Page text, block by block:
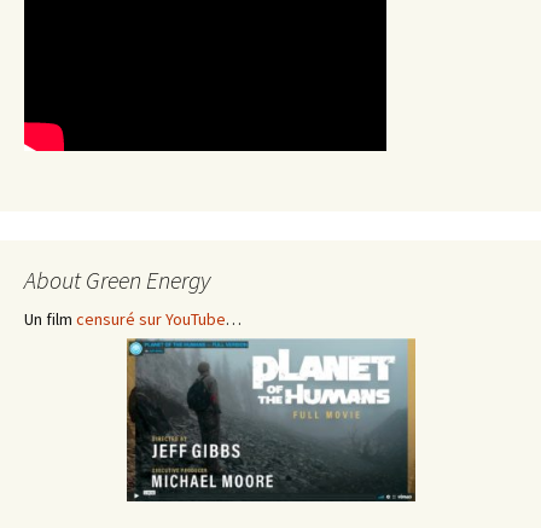
About Green Energy
Un film censuré sur YouTube…